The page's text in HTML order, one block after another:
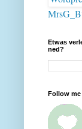
Etwas
ned?
Follow me